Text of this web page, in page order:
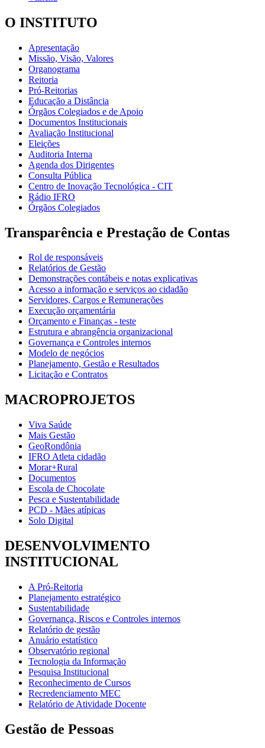
O INSTITUTO
Apresentação
Missão, Visão, Valores
Organograma
Reitoria
Pró-Reitorias
Educação a Distância
Órgãos Colegiados e de Apoio
Documentos Institucionais
Avaliação Institucional
Eleições
Auditoria Interna
Agenda dos Dirigentes
Consulta Pública
Centro de Inovação Tecnológica - CIT
Rádio IFRO
Órgãos Colegiados
Transparência e Prestação de Contas
Rol de responsáveis
Relatórios de Gestão
Demonstrações contábeis e notas explicativas
Acesso a informação e serviços ao cidadão
Servidores, Cargos e Remunerações
Execução orçamentária
Orçamento e Finanças - teste
Estrutura e abrangência organizacional
Governança e Controles internos
Modelo de negócios
Planejamento, Gestão e Resultados
Licitação e Contratos
MACROPROJETOS
Viva Saúde
Mais Gestão
GeoRondônia
IFRO Atleta cidadão
Morar+Rural
Documentos
Escola de Chocolate
Pesca e Sustentabilidade
PCD - Mães atípicas
Solo Digital
DESENVOLVIMENTO
INSTITUCIONAL
A Pró-Reitoria
Planejamento estratégico
Sustentabilidade
Governança, Riscos e Controles internos
Relatório de gestão
Anuário estatístico
Observatório regional
Tecnologia da Informação
Pesquisa Institucional
Reconhecimento de Cursos
Recredenciamento MEC
Relatório de Atividade Docente
Gestão de Pessoas